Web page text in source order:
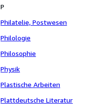
P
Philatelie, Postwesen
Philologie
Philosophie
Physik
Plastische Arbeiten
Plattdeutsche Literatur